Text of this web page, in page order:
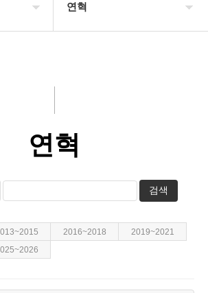
연혁
연혁
검색
2016~2018
2019~2021